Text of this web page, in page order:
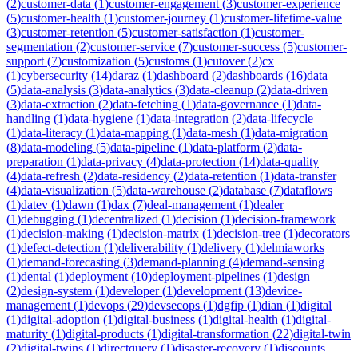
(2)customer-data (1)customer-engagement (3)customer-experience
(5)customer-health (1)customer-journey (1)customer-lifetime-value
(3)customer-retention (5)customer-satisfaction (1)customer-
segmentation (2)customer-service (7)customer-success (5)customer-
support (7)customization (5)customs (1)cutover(2)cx
(1)cybersecurity (14)daraz (1)dashboard (2)dashboards (16)data
(5)data-analysis (3)data-analytics (3)data-cleanup (2)data-driven
(3)data-extraction (2)data-fetching (1)data-governance (1)data-
handling (1)data-hygiene (1)data-integration (2)data-lifecycle
(1)data-literacy (1)data-mapping (1)data-mesh (1)data-migration
(8)data-modeling (5)data-pipeline (1)data-platform (2)data-
preparation (1)data-privacy (4)data-protection (14)data-quality
(4)data-refresh (2)data-residency (2)data-retention (1)data-transfer
(4)data-visualization (5)data-warehouse (2)database (7)dataflows
(1)datev (1)dawn (1)dax (7)deal-management (1)dealer
(1)debugging (1)decentralized (1)decision (1)decision-framework
(1)decision-making (1)decision-matrix (1)decision-tree (1)decorators
(1)defect-detection (1)deliverability (1)delivery (1)delmiaworks
(1)demand-forecasting (3)demand-planning (4)demand-sensing
(1)dental (1)deployment (10)deployment-pipelines (1)design
(2)design-system (1)developer(1)development (13)device-
management (1)devops (29)devsecops (1)dgfip (1)dian (1)digital
(1)digital-adoption (1)digital-business (1)digital-health (1)digital-
maturity (1)digital-products (1)digital-transformation (22)digital-twin
(2)digital-twins (1)directquery (1)disaster-recovery (1)discounts